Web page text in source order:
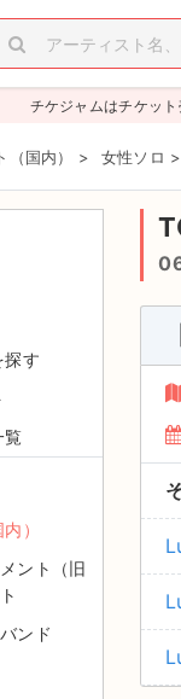
チケジャムはチケッ
国内） > 女性ソロ >
探す
覧
）
ント（旧
ンド